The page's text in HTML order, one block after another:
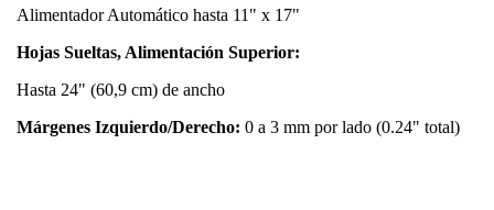
Alimentador Automático hasta 11" x 17"
Hojas Sueltas, Alimentación Superior:
Hasta 24" (60,9 cm) de ancho
Márgenes Izquierdo/Derecho: 0 a 3 mm por lado (0.24" total)